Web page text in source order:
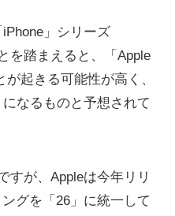
」シリーズ
を踏まえると、「Apple
起きる可能性が高く、
になるものと予想されて
すが、Appleは今年リリ
グを「26」に統一して